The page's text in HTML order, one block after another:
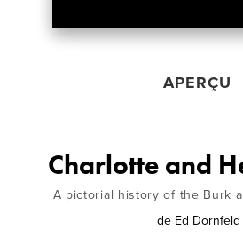
APERÇU
Charlotte and
A pictorial history of the Burk
de Ed Dornfeld